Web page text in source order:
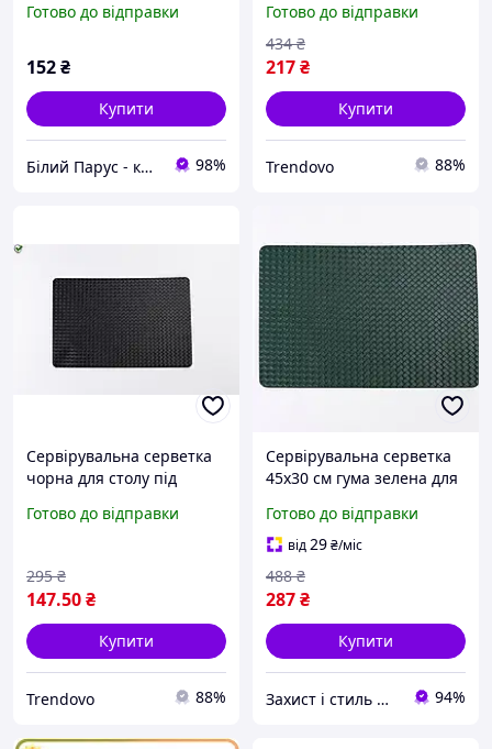
серветки сервіровочні
Готово до відправки
152₴
Купити
Білий Парус - комплексне обслуговування в сегменті HoReCa та B2B 98%
бежевий стильний декор
Готово до відправки
217₴
434 ₴
Купити
Trendovo 88%
Сервірувальна серветка
чорна для столу під
захист поверхні стильний
Готово до відправки
147.50₴
295 ₴
Купити
Trendovo 88%
Сервірувальна серветка
45x30 см гума зелена для
від подряпин і плям
Готово до відправки
від29₴/міс
287₴
488 ₴
Купити
Захист і стиль — в одному магазині 94%